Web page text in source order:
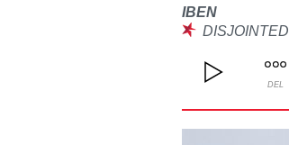
IBEN
DISJOINTED
DEL